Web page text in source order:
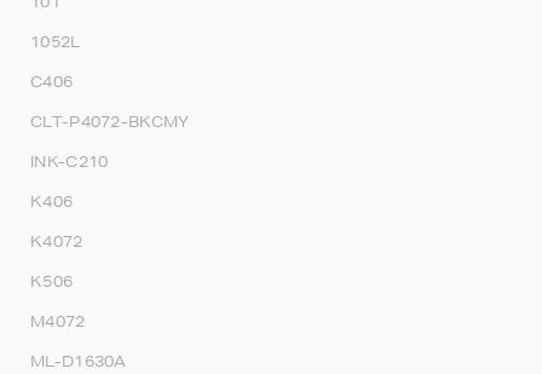
1052L
C406
CLT-P4072-BKCMY
INK-C210
K406
K4072
K506
M4072
ML-D1630A